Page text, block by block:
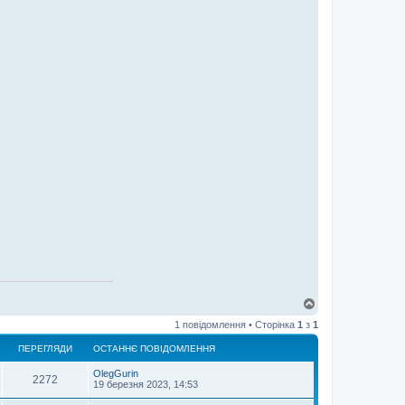
г
о
1 повідомлення • Сторінка 1 з 1
ПЕРЕГЛЯДИ ОСТАННЄ ПОВІДОМЛЕННЯ
2272
OlegGurin
19 березня 2023, 14:53